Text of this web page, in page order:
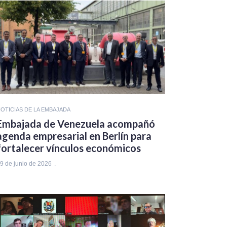
DE LA EMBAJADA
de Venezuela acompañó
empresarial en Berlín para
vínculos económicos
de junio de 2026